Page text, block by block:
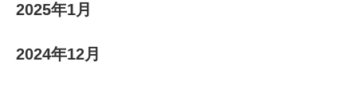
2025年1月
2024年12月